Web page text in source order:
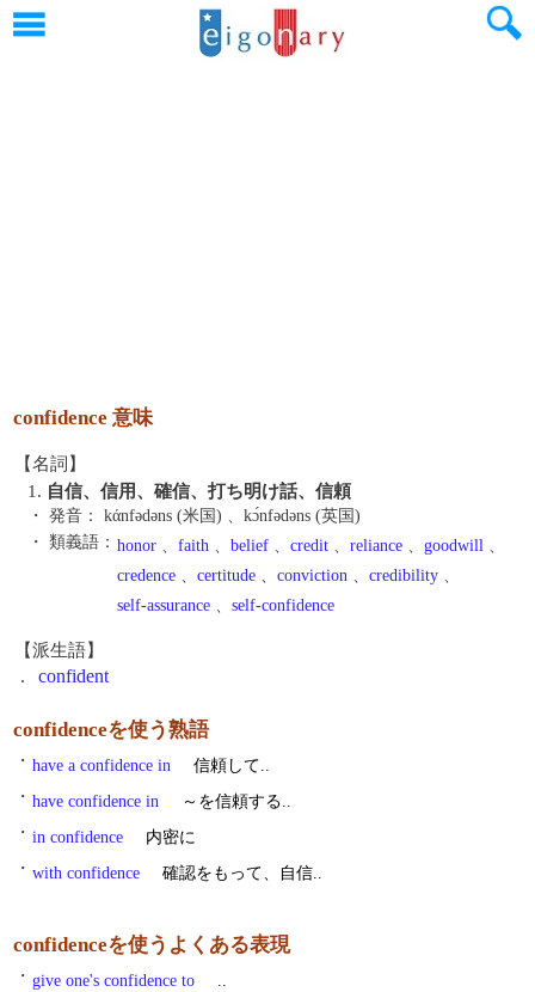
confidence 意味
【名詞】
1. 自信、信用、確信、打ち明け話、信頼
・ 発音：
kάnfədəns (米国) 、kɔ́nfədəns (英国)
・ 類義語： honor 、 faith 、 belief 、 credit 、 reliance 、 goodwill 、
credence 、 certitude 、 conviction 、 credibility 、
self-assurance 、 self-confidence
【派生語】
. confident
confidenceを使う熟語
・ have a confidence in
信頼して..
・ have confidence in
～を信頼する..
・ in confidence
内密に
・ with confidence 確認をもって、自信..
confidenceを使うよくある表現
・ give one's confidence to
..